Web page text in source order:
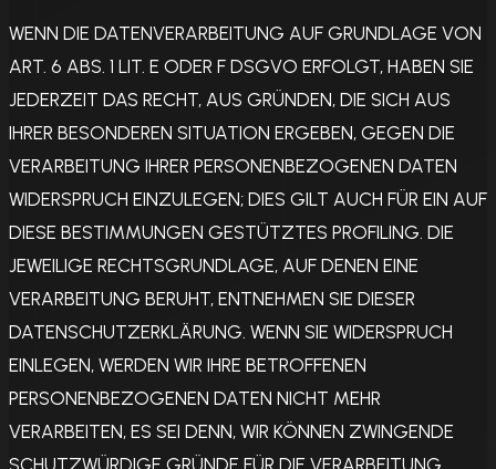
WENN DIE DATENVERARBEITUNG AUF GRUNDLAGE VON
ART. 6 ABS. 1 LIT. E ODER F DSGVO ERFOLGT, HABEN SIE
JEDERZEIT DAS RECHT, AUS GRÜNDEN, DIE SICH AUS
IHRER BESONDEREN SITUATION ERGEBEN, GEGEN DIE
VERARBEITUNG IHRER PERSONENBEZOGENEN DATEN
WIDERSPRUCH EINZULEGEN; DIES GILT AUCH FÜR EIN AUF
DIESE BESTIMMUNGEN GESTÜTZTES PROFILING. DIE
JEWEILIGE RECHTSGRUNDLAGE, AUF DENEN EINE
VERARBEITUNG BERUHT, ENTNEHMEN SIE DIESER
DATENSCHUTZERKLÄRUNG. WENN SIE WIDERSPRUCH
EINLEGEN, WERDEN WIR IHRE BETROFFENEN
PERSONENBEZOGENEN DATEN NICHT MEHR
VERARBEITEN, ES SEI DENN, WIR KÖNNEN ZWINGENDE